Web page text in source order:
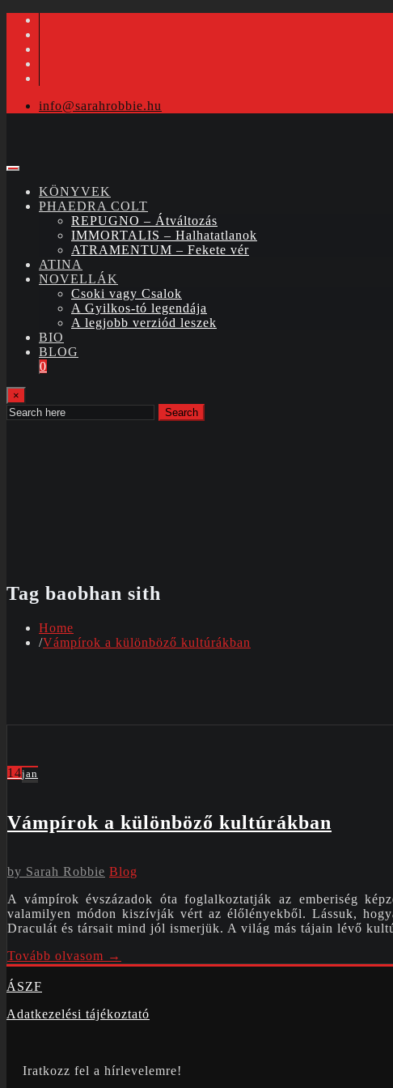
info@sarahrobbie.hu
KÖNYVEK
PHAEDRA COLT
REPUGNO – Átváltozás
IMMORTALIS – Halhatatlanok
ATRAMENTUM – Fekete vér
ATINA
NOVELLÁK
Csoki vagy Csalok
A Gyilkos-tó legendája
A legjobb verziód leszek
BIO
BLOG
0
×
Search
Tag baobhan sith
Home
Vámpírok a különböző kultúrákban
14jan
Vámpírok a különböző kultúrákban
by Sarah Robbie Blog
A vámpírok évszázadok óta foglalkoztatják az emberiség
valamilyen módon kiszívják vért az élőlényekből. Lássuk,
Draculát és társait mind jól ismerjük. A világ más tájain lévő
Tovább olvasom →
ÁSZF
Adatkezelési tájékoztató
Iratkozz fel a hírlevelemre!